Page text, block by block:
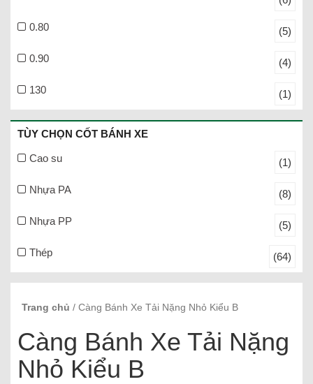
0.80 (5)
0.90 (4)
130 (1)
TÙY CHỌN CỐT BÁNH XE
Cao su (1)
Nhựa PA (8)
Nhựa PP (5)
Thép (64)
Trang chủ / Càng Bánh Xe Tải Nặng Nhỏ Kiểu B
Càng Bánh Xe Tải Nặng
Nhỏ Kiểu B